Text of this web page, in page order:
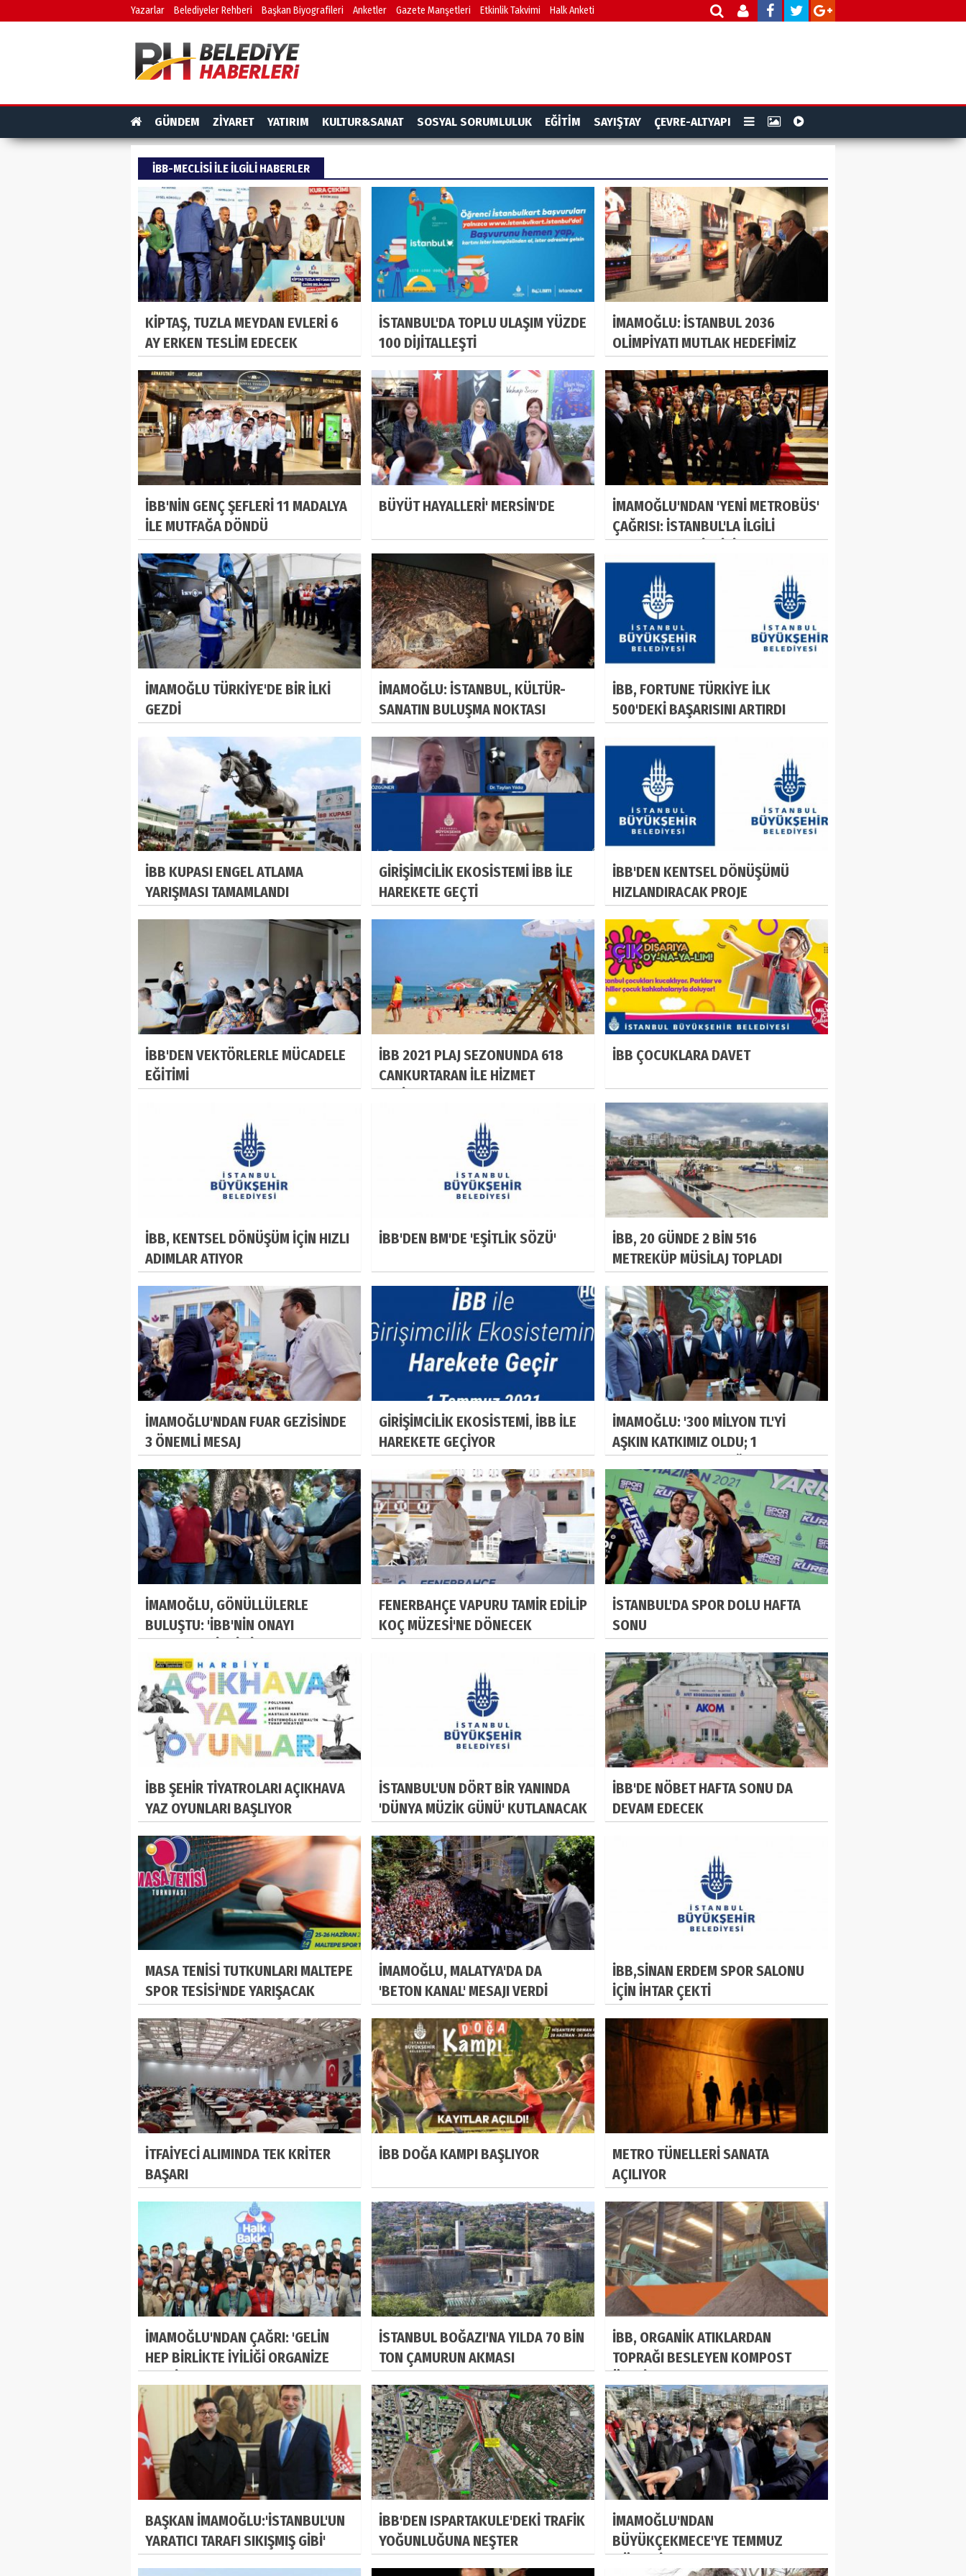
Yazarlar Belediyeler Rehberi Başkan Biyografileri Anketler Gazete Manşetleri Etkinlik Takvimi Halk Anketi
GÜNDEM ZİYARET YATIRIM KULTUR&SANAT SOSYAL SORUMLULUK EĞİTİM SAYIŞTAY ÇEVRE-ALTYAPI
IBB-MECLISI ILE ILGILI HABERLER
KİPTAŞ, TUZLA MEYDAN EVLERİ 6
AY ERKEN TESLİM EDECEK
İSTANBUL'DA TOPLU ULAŞIM YÜZDE
100 DİJİTALLEŞTİ
İMAMOĞLU: İSTANBUL 2036
OLİMPİYATI MUTLAK HEDEFİMİZ
İBB'NİN GENÇ ŞEFLERİ 11 MADALYA
İLE MUTFAĞA DÖNDÜ
BÜYÜT HAYALLERİ' MERSİN'DE
İMAMOĞLU'NDAN 'YENİ METROBÜS'
ÇAĞRISI: İSTANBUL'LA İLGİLİ
İMAMOĞLU TÜRKİYE'DE BİR İLKİ
GEZDİ
İMAMOĞLU: İSTANBUL, KÜLTÜR-
SANATIN BULUŞMA NOKTASI
İBB, FORTUNE TÜRKİYE İLK
500'DEKİ BAŞARISINI ARTIRDI
İBB KUPASI ENGEL ATLAMA
YARIŞMASI TAMAMLANDI
GİRİŞİMCİLİK EKOSİSTEMİ İBB İLE
HAREKETE GEÇTİ
İBB'DEN KENTSEL DÖNÜŞÜMÜ
HIZLANDIRACAK PROJE
İBB'DEN VEKTÖRLERLE MÜCADELE
EĞİTİMİ
İBB 2021 PLAJ SEZONUNDA 618
CANKURTARAN İLE HİZMET
İBB ÇOCUKLARA DAVET
İBB, KENTSEL DÖNÜŞÜM İÇİN HIZLI
ADIMLAR ATIYOR
İBB'DEN BM'DE 'EŞİTLİK SÖZÜ'
İBB, 20 GÜNDE 2 BİN 516
METREKÜP MÜSİLAJ TOPLADI
İMAMOĞLU'NDAN FUAR GEZİSİNDE
3 ÖNEMLİ MESAJ
GİRİŞİMCİLİK EKOSİSTEMİ, İBB İLE
HAREKETE GEÇİYOR
İMAMOĞLU: '300 MİLYON TL'Yİ
AŞKIN KATKIMIZ OLDU; 1
İMAMOĞLU, GÖNÜLLÜLERLE
BULUŞTU: 'İBB'NİN ONAYI
GİRİLEMEZ'
FENERBAHÇE VAPURU TAMİR EDİLİP
KOÇ MÜZESİ'NE DÖNECEK
İSTANBUL'DA SPOR DOLU HAFTA
SONU
İBB ŞEHİR TİYATROLARI AÇIKHAVA
YAZ OYUNLARI BAŞLIYOR
İSTANBUL'UN DÖRT BİR YANINDA
'DÜNYA MÜZİK GÜNÜ' KUTLANACAK
İBB'DE NÖBET HAFTA SONU DA
DEVAM EDECEK
MASA TENİSİ TUTKUNLARI MALTEPE
SPOR TESİSİ'NDE YARIŞACAK
İMAMOĞLU, MALATYA'DA DA
'BETON KANAL' MESAJI VERDİ
İBB,SİNAN ERDEM SPOR SALONU
İÇİN İHTAR ÇEKTİ
İTFAİYECİ ALIMINDA TEK KRİTER
BAŞARI
İBB DOĞA KAMPI BAŞLIYOR
METRO TÜNELLERİ SANATA
AÇILIYOR
İMAMOĞLU'NDAN ÇAĞRI: 'GELİN
HEP BİRLİKTE İYİLİĞİ ORGANİZE
İSTANBUL BOĞAZI'NA YILDA 70 BİN
TON ÇAMURUN AKMASI
İBB, ORGANİK ATIKLARDAN
TOPRAĞI BESLEYEN KOMPOST
BAŞKAN İMAMOĞLU:'İSTANBUL'UN
YARATICI TARAFI SIKIŞMIŞ GİBİ'
İBB'DEN ISPARTAKULE'DEKİ TRAFİK
YOĞUNLUĞUNA NEŞTER
İMAMOĞLU'NDAN
BÜYÜKÇEKMECE'YE TEMMUZ